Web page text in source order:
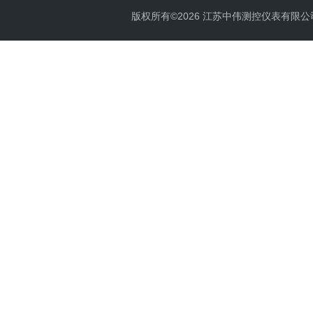
版权所有©2026 江苏中伟测控仪表有限